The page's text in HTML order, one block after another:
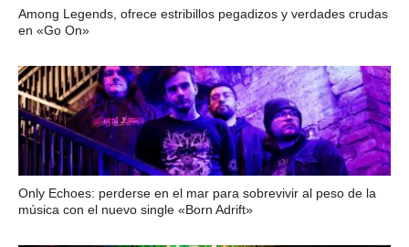
Among Legends, ofrece estribillos pegadizos y verdades crudas
en «Go On»
Only Echoes: perderse en el mar para sobrevivir al peso de la
música con el nuevo single «Born Adrift»